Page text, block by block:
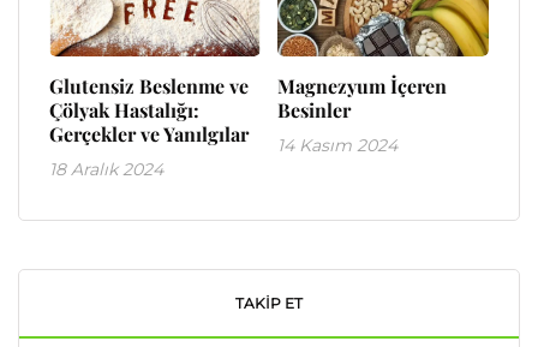
Glutensiz Beslenme ve
Çölyak Hastalığı:
Gerçekler ve Yanılgılar
18 Aralık 2024
Magnezyum İçeren
Besinler
14 Kasım 2024
TAKIP ET